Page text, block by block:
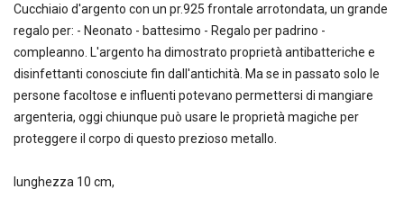
Cucchiaio d'argento con un pr.925 frontale arrotondata, un grande
regalo per: - Neonato - battesimo - Regalo per padrino -
compleanno. L'argento ha dimostrato proprietà antibatteriche e
disinfettanti conosciute fin dall'antichità. Ma se in passato solo le
persone facoltose e influenti potevano permettersi di mangiare
argenteria, oggi chiunque può usare le proprietà magiche per
proteggere il corpo di questo prezioso metallo.
lunghezza 10 cm,